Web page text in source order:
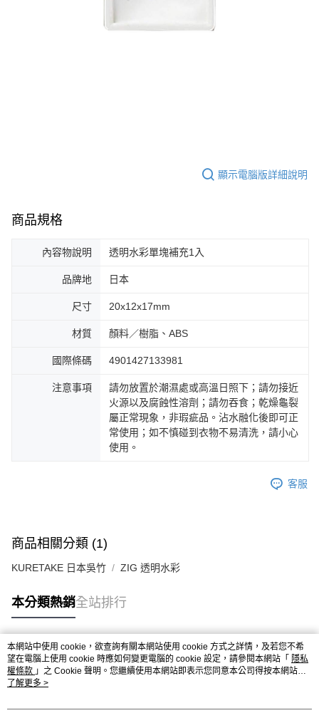
顯示電腦版詳細說明
商品規格
內容物說明 透明水彩單塊補充1入
品牌地 日本
尺寸 20x12x17mm
材質 顏料／樹脂、ABS
國際條碼 4901427133981
注意事項
請勿放置於潮濕處或高溫日照下；請勿接近
火源以及腐蝕性溶劑；請勿吞食；乾燥龜裂
屬正常現象，非瑕疵品。沾水融化後即可正
常使用；如不慎碰到衣物不易清洗，請小心
使用。
客服
商品相關分類 (1)
KURETAKE 日本吳竹 ZIG 透明水彩
本分類熱銷全站排行
熱門標籤
本網站中使用 cookie，欲查詢有關本網站使用 cookie 方式之詳情，及若您不希
望在電腦上使用 cookie 時應如何變更電腦的 cookie 設定，請參閱本網站「 隱私
權條款 」之 Cookie 聲明。您繼續使用本網站即表示您同意本公司得按本網站使
用條款之 Cookie 聲明使用 cookie。
了解更多 >